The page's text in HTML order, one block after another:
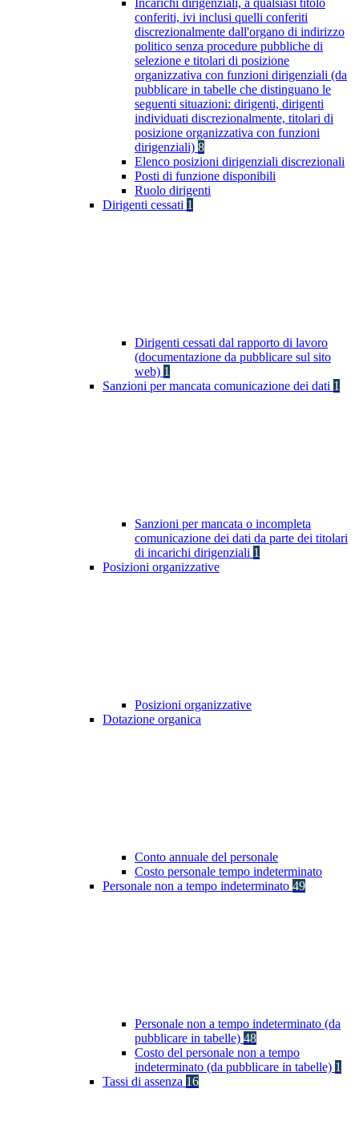
Incarichi dirigenziali, a qualsiasi titolo
conferiti, ivi inclusi quelli conferiti
discrezionalmente dall'organo di indirizzo
politico senza procedure pubbliche di
selezione e titolari di posizione
organizzativa con funzioni dirigenziali (da
pubblicare in tabelle che distinguano le
seguenti situazioni: dirigenti, dirigenti
individuati discrezionalmente, titolari di
posizione organizzativa con funzioni
dirigenziali) 8
Elenco posizioni dirigenziali discrezionali
Posti di funzione disponibili
Ruolo dirigenti
Dirigenti cessati 1
Dirigenti cessati dal rapporto di lavoro
(documentazione da pubblicare sul sito
web) 1
Sanzioni per mancata comunicazione dei dati 1
Sanzioni per mancata o incompleta
comunicazione dei dati da parte dei titolari
di incarichi dirigenziali 1
Posizioni organizzative
Posizioni organizzative
Dotazione organica
Conto annuale del personale
Costo personale tempo indeterminato
Personale non a tempo indeterminato 49
Personale non a tempo indeterminato (da
pubblicare in tabelle) 48
Costo del personale non a tempo
indeterminato (da pubblicare in tabelle) 1
Tassi di assenza 16